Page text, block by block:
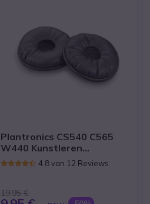
Plantronics CS540 C565
W440 Kunstleren
Oorkussens4.8 van 12 Reviews
19,95 €